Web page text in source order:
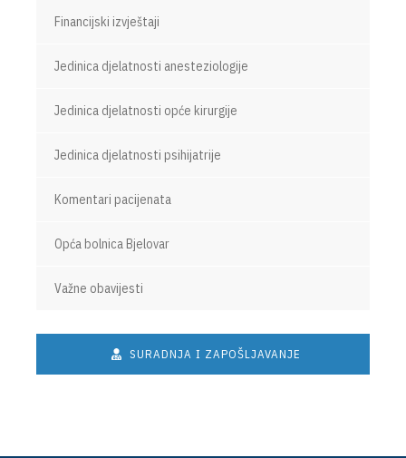
Financijski izvještaji
Jedinica djelatnosti anesteziologije
Jedinica djelatnosti opće kirurgije
Jedinica djelatnosti psihijatrije
Komentari pacijenata
Opća bolnica Bjelovar
Važne obavijesti
SURADNJA I ZAPOŠLJAVANJE